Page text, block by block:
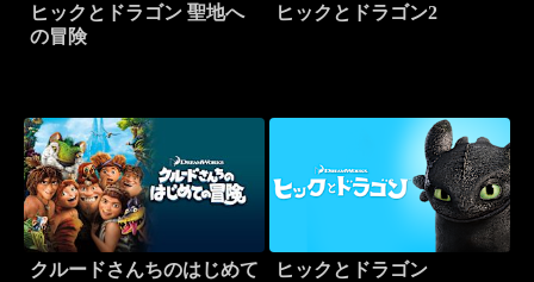
ヒックとドラゴン 聖地へ
の冒険
ヒックとドラゴン2
クルードさんちのはじめて
ヒックとドラゴン